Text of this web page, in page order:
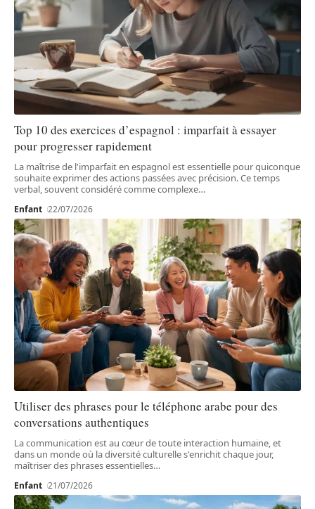
Top 10 des exercices d’espagnol : imparfait à essayer
pour progresser rapidement
La maîtrise de l'imparfait en espagnol est essentielle pour quiconque
souhaite exprimer des actions passées avec précision. Ce temps
verbal, souvent considéré comme complexe…
Enfant 22/07/2026
Utiliser des phrases pour le téléphone arabe pour des
conversations authentiques
La communication est au cœur de toute interaction humaine, et
dans un monde où la diversité culturelle s'enrichit chaque jour,
maîtriser des phrases essentielles…
Enfant 21/07/2026